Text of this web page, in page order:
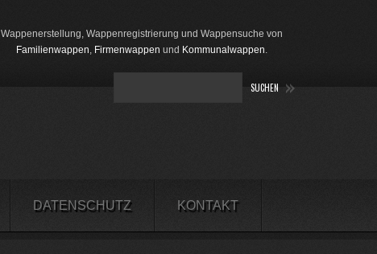
Wappenerstellung, Wappenregistrierung und Wappensuche von
Familienwappen, Firmenwappen und Kommunalwappen.
DATENSCHUTZ KONTAKT